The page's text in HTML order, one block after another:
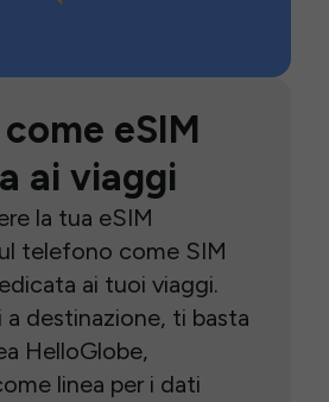
eSIM
ai viaggi
la tua eSIM
telefono come SIM
ai tuoi viaggi.
a destinazione, ti basta
HelloGlobe,
linea per i dati